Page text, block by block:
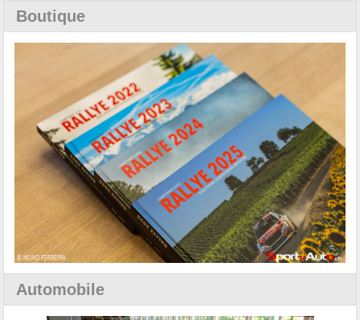
Boutique
Automobile